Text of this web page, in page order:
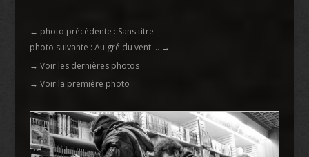
← photo précédente : Sans titre
photo suivante : Au gré du vent ... →
→ Voir les dernières photos
→ Voir la première photo